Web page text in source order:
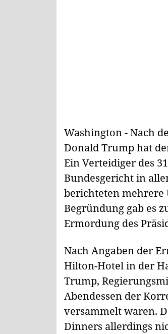
Washington - Nach
Donald Trump hat
Ein Verteidiger des
Bundesgericht in
berichteten mehrere
Begründung gab es
Ermordung des
Nach Angaben der
Hilton-Hotel in der
Trump,
Abendessen der
versammelt waren.
Dinners allerdings